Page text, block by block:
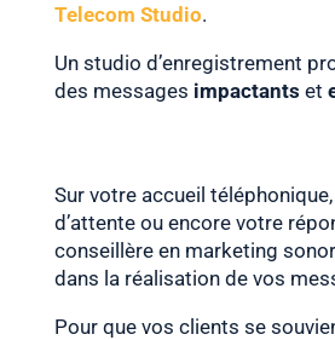
Telecom Studio.
Un studio d’enregistrement
des messages impactants et
Sur votre accueil
d’attente ou encore votre
conseillère en marketing
dans la réalisation de vos
Pour que vos clients se